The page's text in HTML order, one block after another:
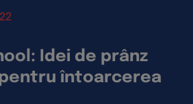
Idei de prânz
întoarcerea